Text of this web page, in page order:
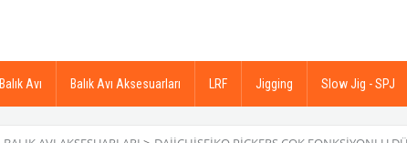
Balık Avı Balık Avı Aksesuarları LRF Jigging Slow Jig - SPJ